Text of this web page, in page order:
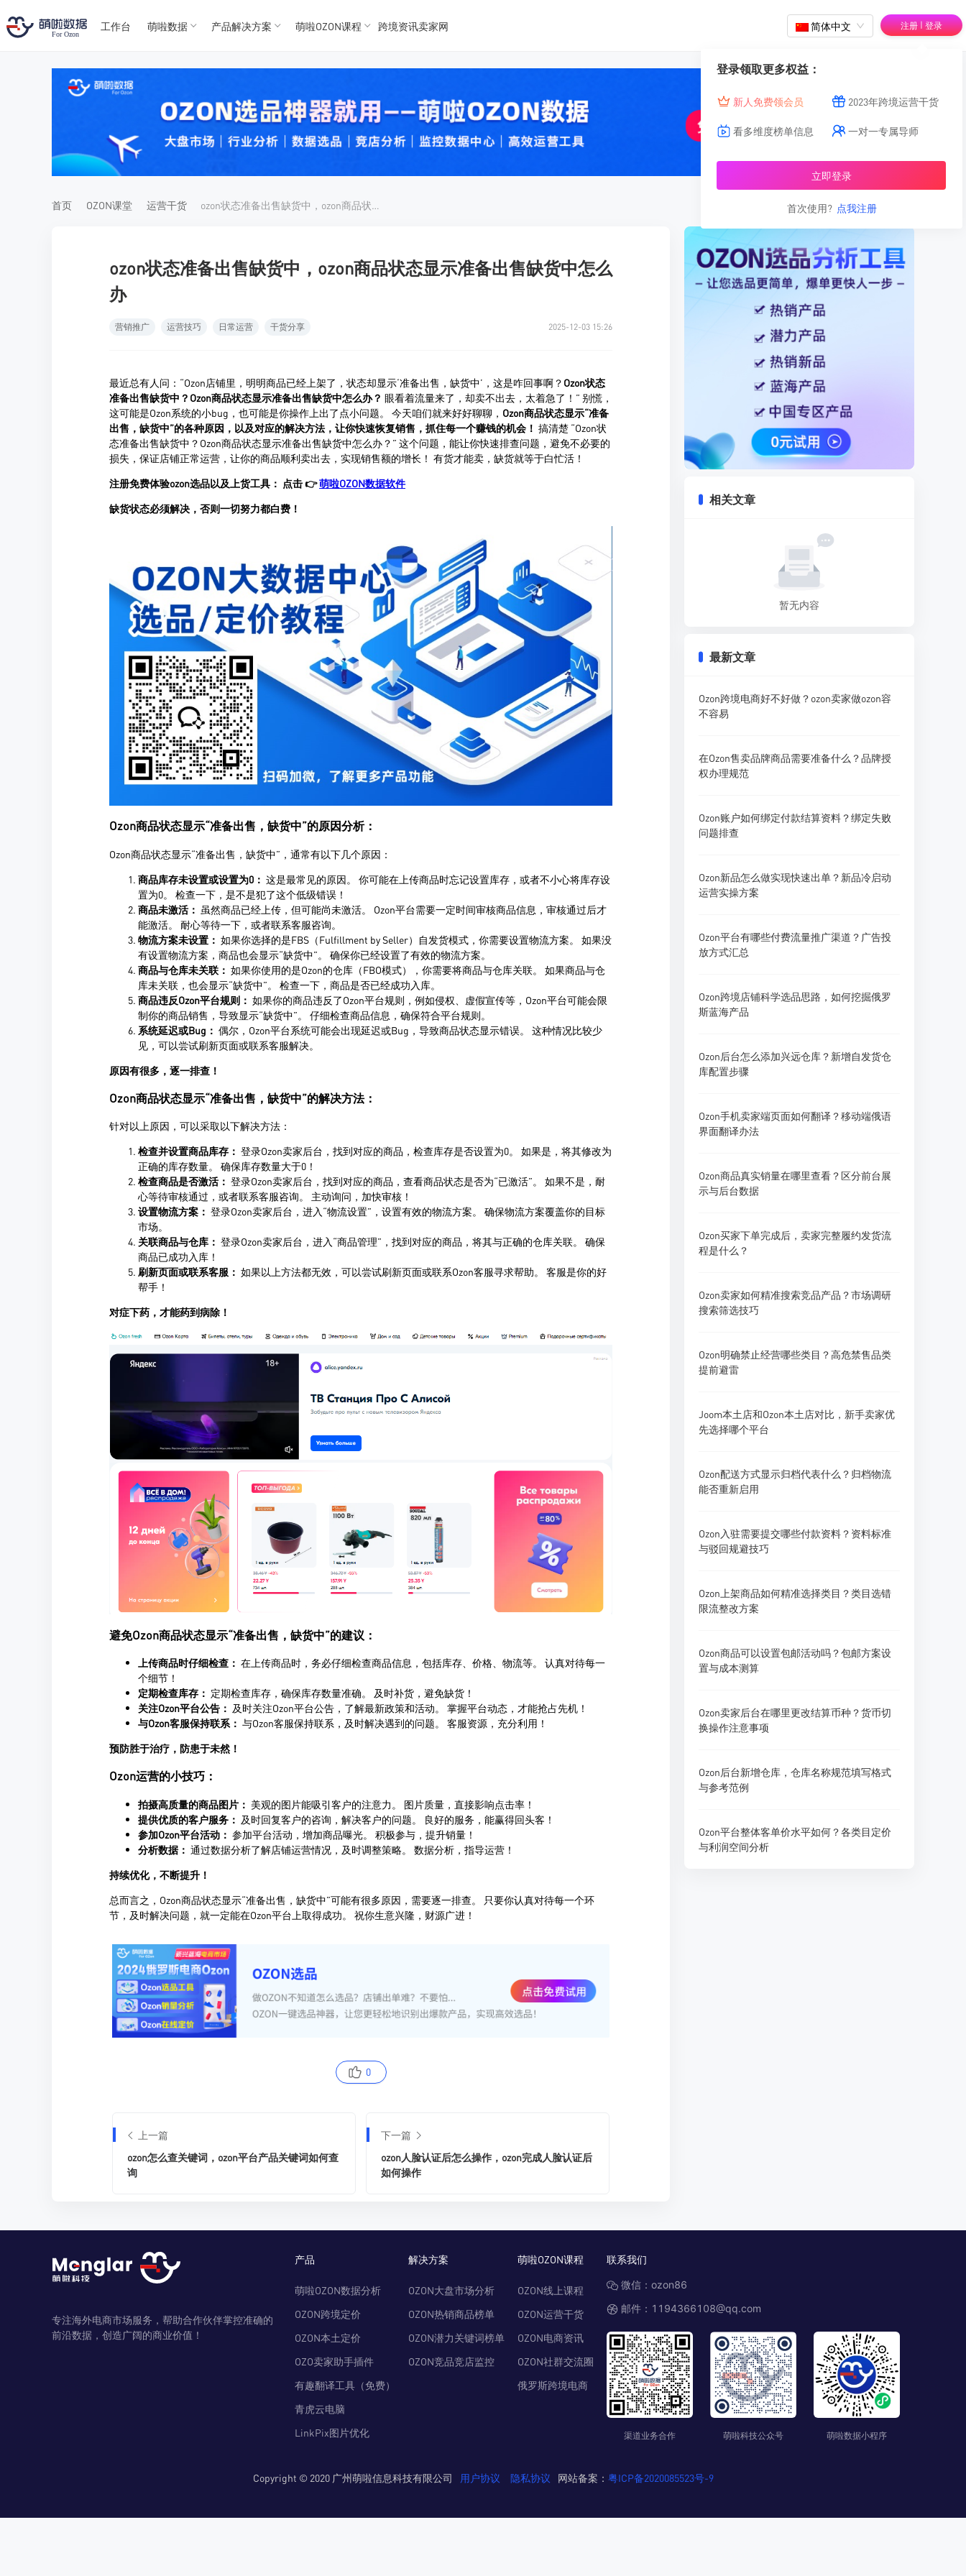
For Ozon
For OZon
TK数据
TK数据
工作台 萌啦数据 产品解决方案 萌啦OZON课程 跨境资讯卖家网 简体中文 注册 | 登录
登录领取更多权益：
新人免费领会员 2023年跨境运营干货
看多维度榜单信息 一对一专属导师
立即登录
首次使用? 点我注册
首页 OZON课堂 运营干货 ozon状态准备出售缺货中，ozon商品状态显示准备出售缺货中怎么办
ozon状态准备出售缺货中，ozon商品状态显示准备出售缺货中怎么
办
营销推广 运营技巧 日常运营 干货分享 2025-12-03 15:26
0
上一篇
ozon怎么查关键词，ozon平台产品关键词如何查
询
下一篇
ozon人脸认证后怎么操作，ozon完成人脸认证后
如何操作
相关文章
暂无内容
最新文章
Ozon跨境电商好不好做？ozon卖家做ozon容
不容易
在Ozon售卖品牌商品需要准备什么？品牌授
权办理规范
Ozon账户如何绑定付款结算资料？绑定失败
问题排查
Ozon新品怎么做实现快速出单？新品冷启动
运营实操方案
Ozon平台有哪些付费流量推广渠道？广告投
放方式汇总
Ozon跨境店铺科学选品思路，如何挖掘俄罗
斯蓝海产品
Ozon后台怎么添加兴远仓库？新增自发货仓
库配置步骤
Ozon手机卖家端页面如何翻译？移动端俄语
界面翻译办法
Ozon商品真实销量在哪里查看？区分前台展
示与后台数据
Ozon买家下单完成后，卖家完整履约发货流
程是什么？
Ozon卖家如何精准搜索竞品产品？市场调研
搜索筛选技巧
Ozon明确禁止经营哪些类目？高危禁售品类
提前避雷
Joom本土店和Ozon本土店对比，新手卖家优
先选择哪个平台
Ozon配送方式显示归档代表什么？归档物流
能否重新启用
Ozon入驻需要提交哪些付款资料？资料标准
与驳回规避技巧
Ozon上架商品如何精准选择类目？类目选错
限流整改方案
Ozon商品可以设置包邮活动吗？包邮方案设
置与成本测算
Ozon卖家后台在哪里更改结算币种？货币切
换操作注意事项
Ozon后台新增仓库，仓库名称规范填写格式
与参考范例
Ozon平台整体客单价水平如何？各类目定价
与利润空间分析
专注海外电商市场服务，帮助合作伙伴掌控准确的
前沿数据，创造广阔的商业价值！
产品
萌啦OZON数据分析
OZON跨境定价
OZON本土定价
OZO卖家助手插件
有趣翻译工具（免费）
青虎云电脑
LinkPix图片优化
解决方案
OZON大盘市场分析
OZON热销商品榜单
OZON潜力关键词榜单
OZON竞品竞店监控
萌啦OZON课程
OZON线上课程
OZON运营干货
OZON电商资讯
OZON社群交流圈
俄罗斯跨境电商
联系我们
微信：ozon86
邮件：1194366108@qq.com
渠道业务合作 萌啦科技公众号 萌啦数据小程序
Copyright © 2020 广州萌啦信息科技有限公司 用户协议 隐私协议 网站备案： 粤ICP备2020085523号-9